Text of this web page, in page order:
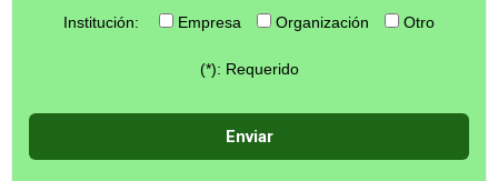
Institución: Empresa Organización Otro
(*): Requerido